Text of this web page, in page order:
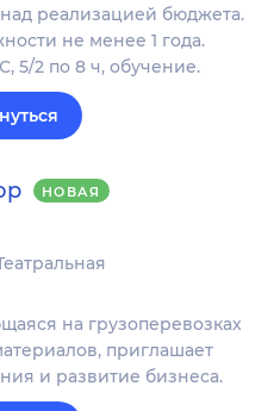
реализацией бюджета.
не менее 1 года.
2 по 8 ч, обучение.
НОВАЯ
на грузоперевозках
приглашает
и развитие бизнеса.